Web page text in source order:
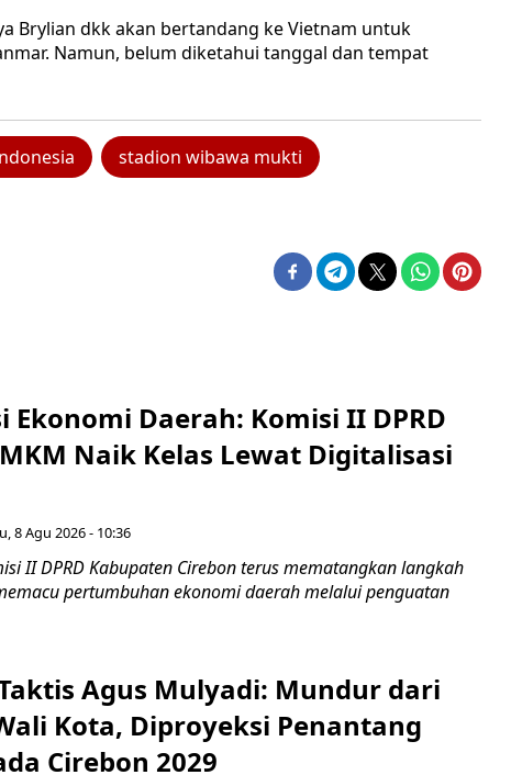
Brylian dkk akan bertandang ke Vietnam untuk
Namun, belum diketahui tanggal dan tempat
stadion wibawa mukti
Ekonomi Daerah: Komisi II DPRD
Naik Kelas Lewat Digitalisasi
8 Agu 2026 - 10:36
II DPRD Kabupaten Cirebon terus mematangkan langkah
pertumbuhan ekonomi daerah melalui penguatan
Agus Mulyadi: Mundur dari
Kota, Diproyeksi Penantang
Cirebon 2029